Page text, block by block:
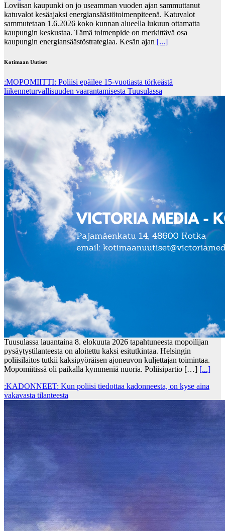
Loviisan kaupunki on jo useamman vuoden ajan sammuttanut
katuvalot kesäajaksi energiansäästötoimenpiteenä. Katuvalot
sammutetaan 1.6.2026 koko kunnan alueella lukuun ottamatta
kaupungin keskustaa. Tämä toimenpide on merkittävä osa
kaupungin energiansäästöstrategiaa. Kesän ajan [...]
Kotimaan Uutiset
:MOPOMIITTI: Poliisi epäilee 15-vuotiasta törkeästä
liikenneturvallisuuden vaarantamisesta Tuusulassa
Tuusulassa lauantaina 8. elokuuta 2026 tapahtuneesta mopoilijan
pysäytystilanteesta on aloitettu kaksi esitutkintaa. Helsingin
poliisilaitos tutkii kaksipyöräisen ajoneuvon kuljettajan toimintaa.
Mopomiitissä oli paikalla kymmeniä nuoria. Poliisipartio […] [...]
:KADONNEET: Kun poliisi tiedottaa kadonneesta, on kyse aina
vakavasta tilanteesta